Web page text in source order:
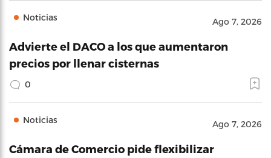
Noticias Ago 7, 2026
Advierte el DACO a los que aumentaron
precios por llenar cisternas
0
Noticias Ago 7, 2026
Cámara de Comercio pide flexibilizar